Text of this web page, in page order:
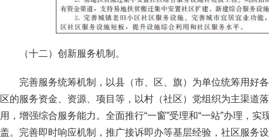
（十二）创新服务机制。
完善服务统筹机制，以县（市、区、旗）为单位统筹用好
区的服务资金、资源、项目等，以村（社区）党组织为主渠道
用，增强综合服务能力。全面推行“一窗”受理和“一站”办理，
盖。完善即时响应机制，推广接诉即办等基层经验，社区服务